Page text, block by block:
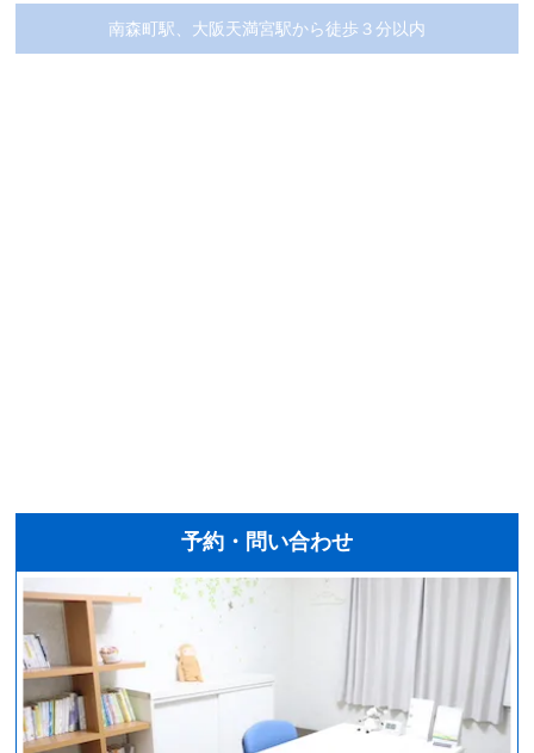
南森町駅、大阪天満宮駅から徒歩３分以内
予約・問い合わせ